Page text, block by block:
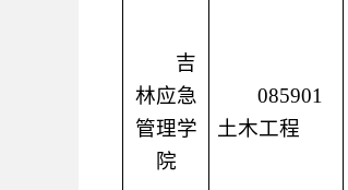
吉
林应急
管理学
院
085901
土木工程